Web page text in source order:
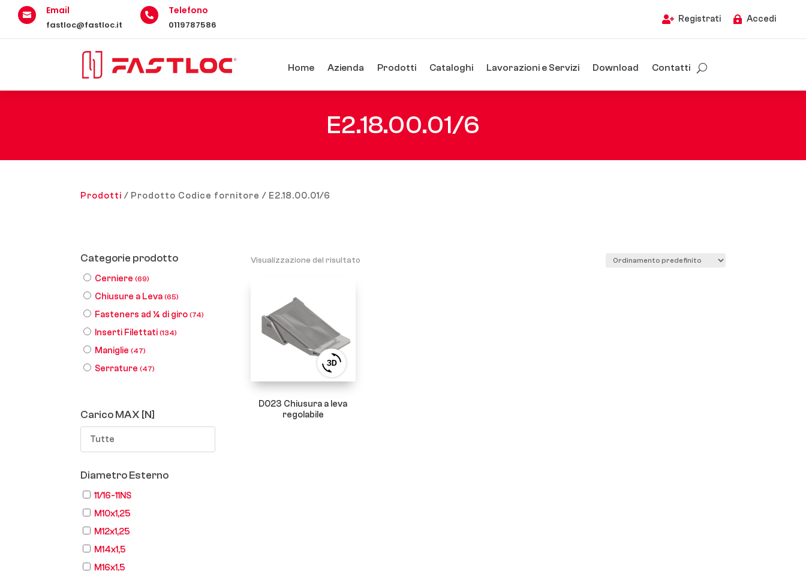
 Email
fastloc@fastloc.it
 Telefono
0119787586  Registrati  Accedi
Home Azienda Prodotti Cataloghi Lavorazioni e Servizi Download Contatti
E2.18.00.01/6
Prodotti / Prodotto Codice fornitore / E2.18.00.01/6
Categorie prodotto
Cerniere(69)
Chiusure a Leva(65)
Fasteners ad ¼ di giro(74)
Inserti Filettati(134)
Maniglie(47)
Serrature(47)
Carico MAX [N]
Tutte
Diametro Esterno
11/16-11NS
M10x1,25
M12x1,25
M14x1,5
M16x1,5
Visualizzazione del risultato
View
3D
product
D023 Chiusura a leva
regolabile